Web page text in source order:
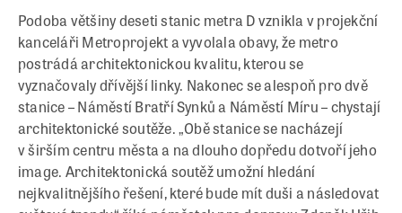
Podoba většiny deseti stanic metra D vznikla v projekční
kanceláři Metroprojekt a vyvolala obavy, že metro
postrádá architektonickou kvalitu, kterou se
vyznačovaly dřívější linky. Nakonec se alespoň pro dvě
stanice – Náměstí Bratří Synků a Náměstí Míru – chystají
architektonické soutěže. „Obě stanice se nacházejí
v širším centru města a na dlouho dopředu dotvoří jeho
image. Architektonická soutěž umožní hledání
nejkvalitnějšího řešení, které bude mít duši a následovat